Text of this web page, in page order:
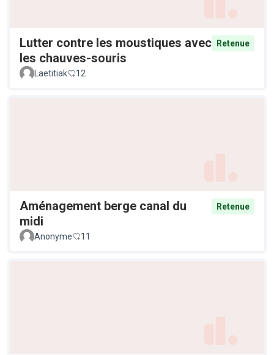
Lutter contre les moustiques avec
les chauves-souris
Retenue
Laetitiak 12
Aménagement berge canal du
midi
Retenue
Anonyme 11